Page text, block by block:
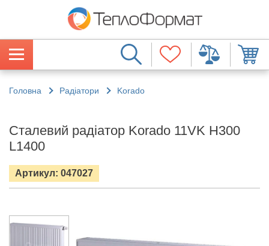
Головна Радіатори Korado
Сталевий радіатор Korado 11VK H300
L1400
Артикул: 047027